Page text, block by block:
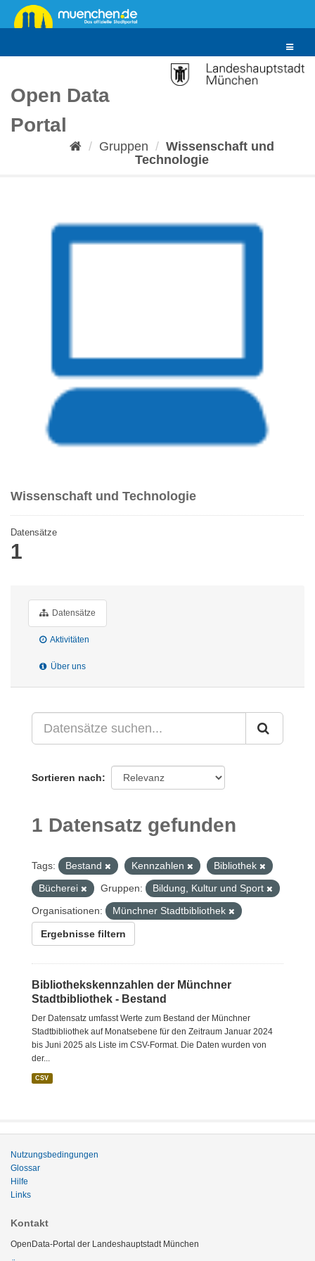
Überspringen
zum
Toggle
Open Data
Portal
Gruppen
Wissenschaft und
Technologie
Wissenschaft und Technologie
Datensätze
1
Datensätze
Aktivitäten
Über uns
Sortieren nach
1 Datensatz gefunden
Tags: Bestand Kennzahlen
Bibliothek
Bücherei
Gruppen:
Bildung, Kultur und Sport
Organisationen:
Münchner Stadtbibliothek
Ergebnisse filtern
Bibliothekskennzahlen der Münchner
Stadtbibliothek - Bestand
Der Datensatz umfasst Werte zum Bestand der Münchner
Stadtbibliothek auf Monatsebene für den Zeitraum Januar 2024
bis Juni 2025 als Liste im CSV-Format. Die Daten wurden von
der...
CSV
Nutzungsbedingungen
Glossar
Hilfe
Links
Kontakt
OpenData-Portal der Landeshauptstadt München